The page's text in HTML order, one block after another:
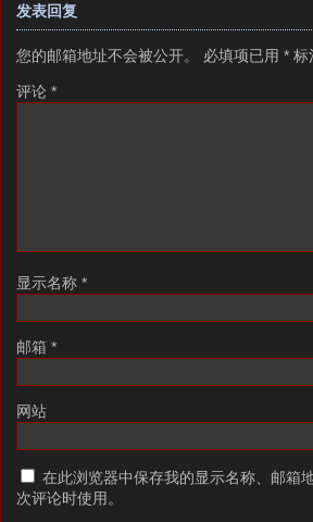
发表回复
您的邮箱地址不会被公开。 必填项已用 * 标
评论 *
显示名称 *
邮箱 *
网站
在此浏览器中保存我的显示名称、邮箱
次评论时使用。